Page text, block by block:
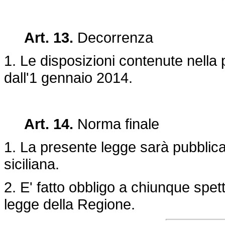
Art. 13. Decorrenza
1. Le disposizioni contenute
dall'1 gennaio 2014.
Art. 14. Norma finale
1. La presente legge sarà
siciliana.
2. E' fatto obbligo a chiunque
legge della Regione.